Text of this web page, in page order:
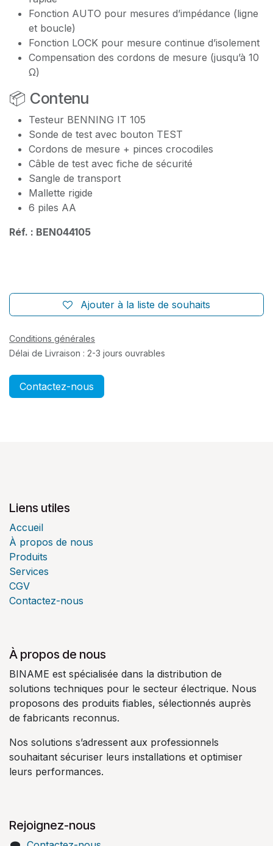
Fonction AUTO pour mesures d’impédance (ligne
et boucle)
Fonction LOCK pour mesure continue d’isolement
Compensation des cordons de mesure (jusqu’à 10
Ω)
📦 Contenu
Testeur BENNING IT 105
Sonde de test avec bouton TEST
Cordons de mesure + pinces crocodiles
Câble de test avec fiche de sécurité
Sangle de transport
Mallette rigide
6 piles AA
Réf. : BEN044105
Ajouter à la liste de souhaits
Conditions générales
Délai de Livraison : 2-3 jours ouvrables
Contactez-nous
Liens utiles
Accueil
À propos de nous
Produits
Services
CGV
Contactez-nous
À propos de nous
BINAME est spécialisée dans la distribution de
solutions techniques pour le secteur électrique. Nous
proposons des produits fiables, sélectionnés auprès
de fabricants reconnus.
Nos solutions s’adressent aux professionnels
souhaitant sécuriser leurs installations et optimiser
leurs performances.
Rejoignez-nous